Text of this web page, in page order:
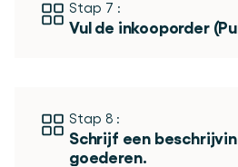
Stap 7 :
Vul de inkooporder
Stap 8 :
Schrijf een
goederen.